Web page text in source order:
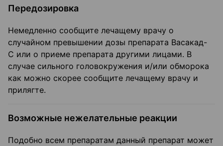
Передозировка
Немедленно сообщите лечащему врачу о
случайном превышении дозы препарата Васакад-
С или о приеме препарата другими лицами. В
случае сильного головокружения и/или обморока
как можно скорее сообщите лечащему врачу и
прилягте.
Возможные нежелательные реакции
Подобно всем препаратам данный препарат может